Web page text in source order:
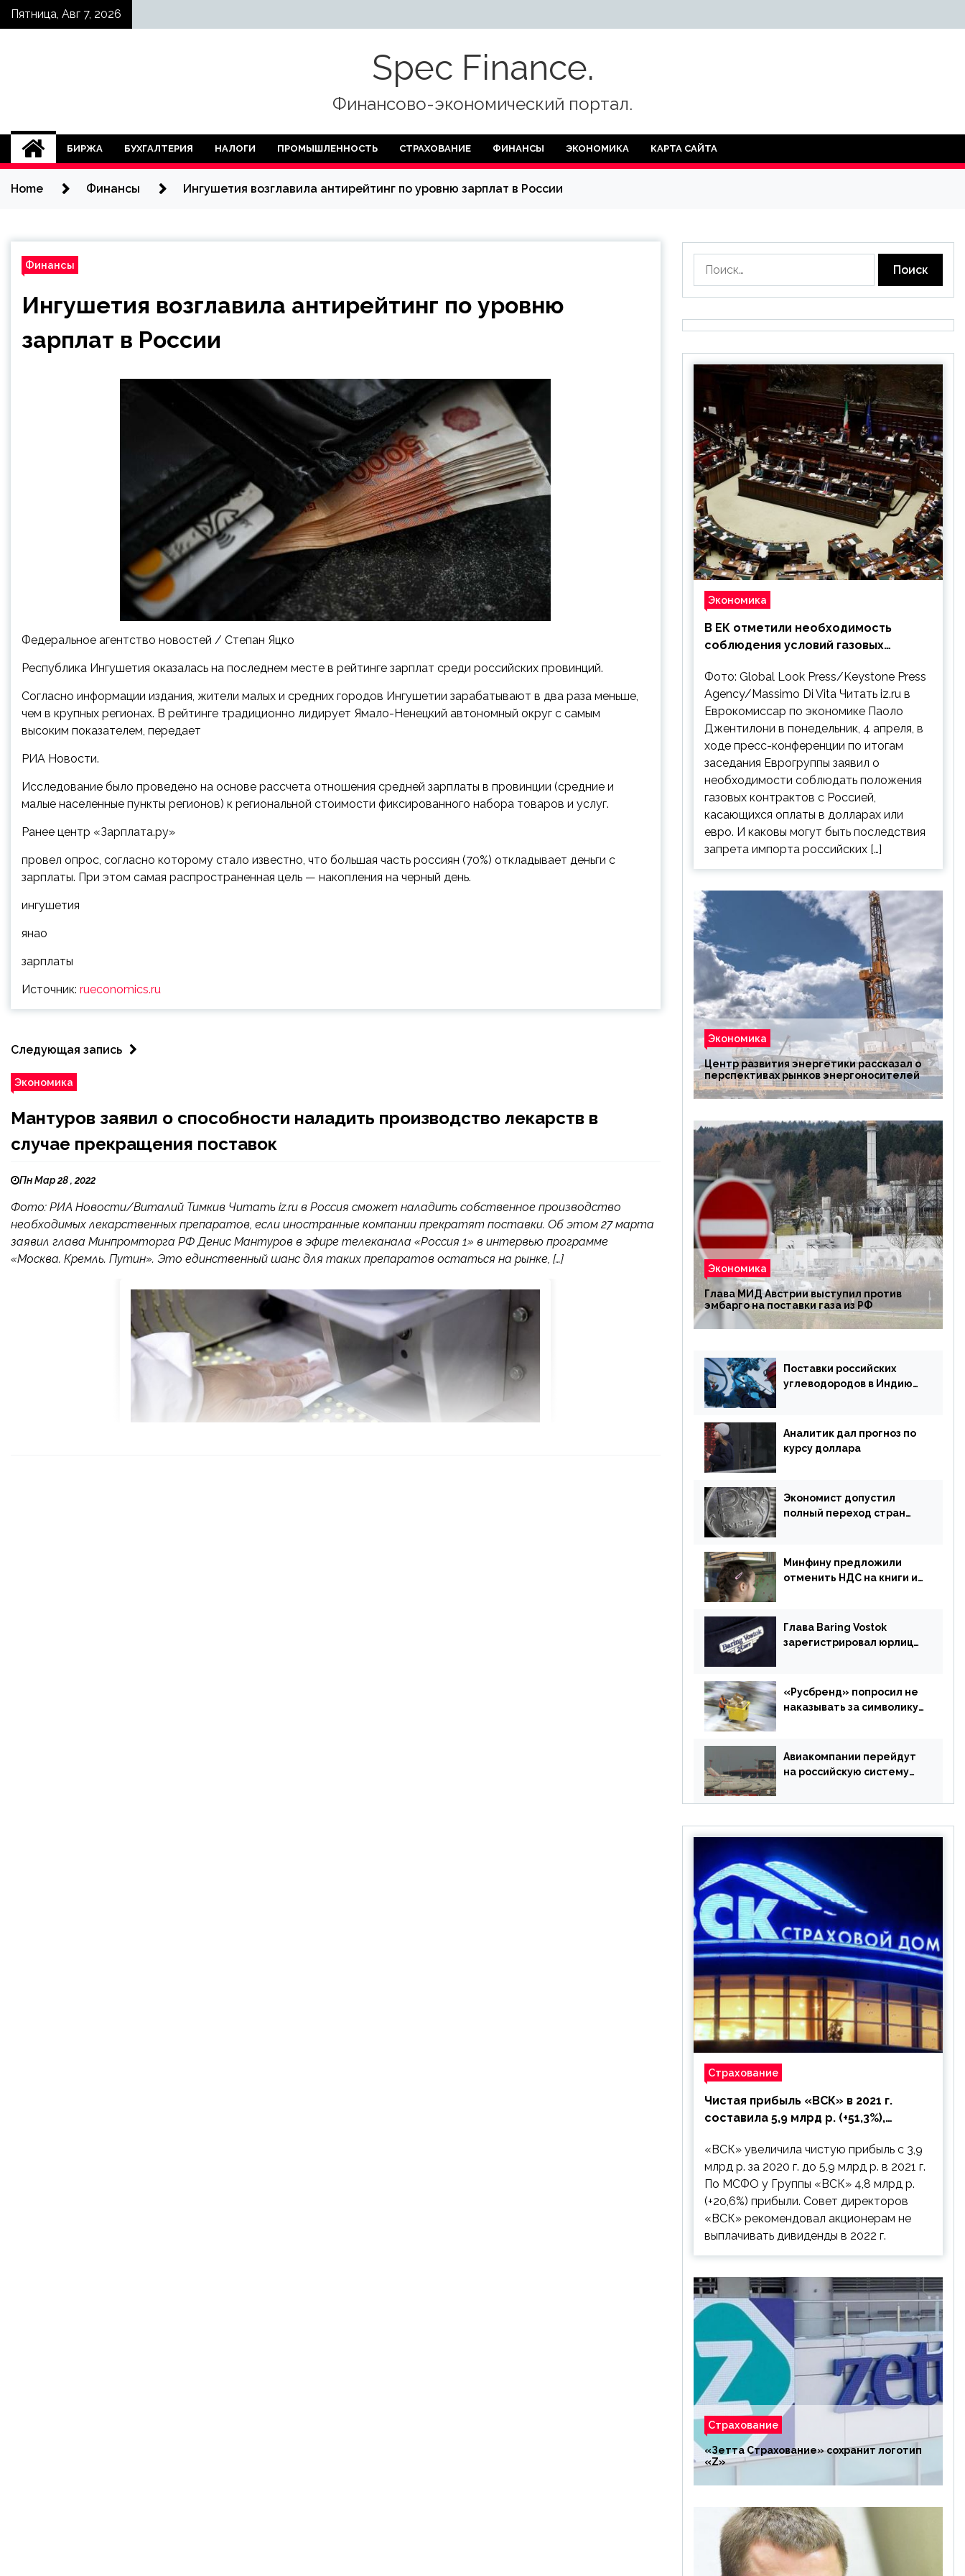
SkipПятница, Авг 7, 2026
Spec Finance.
Финансово-экономический портал.
БИРЖА БУХГАЛТЕРИЯ НАЛОГИ ПРОМЫШЛЕННОСТЬ СТРАХОВАНИЕ ФИНАНСЫ ЭКОНОМИКА КАРТА САЙТА
Home Финансы Ингушетия возглавила антирейтинг по уровню зарплат в России
Финансы
Ингушетия возглавила антирейтинг по уровню
зарплат в России
Федеральное агентство новостей / Степан Яцко
Республика Ингушетия оказалась на последнем месте в рейтинге зарплат среди российских провинций.
Согласно информации издания, жители малых и средних городов Ингушетии зарабатывают в два раза меньше,
чем в крупных регионах. В рейтинге традиционно лидирует Ямало-Ненецкий автономный округ с самым
высоким показателем, передает
РИА Новости.
Исследование было проведено на основе рассчета отношения средней зарплаты в провинции (средние и
малые населенные пункты регионов) к региональной стоимости фиксированного набора товаров и услуг.
Ранее центр «Зарплата.ру»
провел опрос, согласно которому стало известно, что большая часть россиян (70%) откладывает деньги с
зарплаты. При этом самая распространенная цель — накопления на черный день.
ингушетия
янао
зарплаты
Источник: rueconomics.ru
Следующая запись
Экономика
Мантуров заявил о способности наладить производство лекарств в
случае прекращения поставок
Пн Мар 28 , 2022
Фото: РИА Новости/Виталий Тимкив Читать iz.ru в Россия сможет наладить собственное производство
необходимых лекарственных препаратов, если иностранные компании прекратят поставки. Об этом 27 марта
заявил глава Минпромторга РФ Денис Мантуров в эфире телеканала «Россия 1» в интервью программе
«Москва. Кремль. Путин». Это единственный шанс для таких препаратов остаться на рынке, […]
Экономика
В ЕК отметили необходимость
соблюдения условий газовых
Фото: Global Look Press/Keystone Press
Agency/Massimo Di Vita Читать iz.ru в
Еврокомиссар по экономике Паоло
Джентилони в понедельник, 4 апреля, в
ходе пресс-конференции по итогам
заседания Еврогруппы заявил о
необходимости соблюдать положения
газовых контрактов с Россией,
касающихся оплаты в долларах или
евро. И каковы могут быть последствия
запрета импорта российских […]
Экономика
Центр развития энергетики рассказал о
перспективах рынков энергоносителей
Экономика
Глава МИД Австрии выступил против
эмбарго на поставки газа из РФ
Поставки российских
углеводородов в Индию
Аналитик дал прогноз по
курсу доллара
Экономист допустил
полный переход стран
Минфину предложили
отменить НДС на книги и
Глава Baring Vostok
зарегистрировал юрлицо
«Русбренд» попросил не
наказывать за символику
Авиакомпании перейдут
на российскую систему
Страхование
Чистая прибыль «ВСК» в 2021 г.
составила 5,9 млрд р. (+51,3%),
выплачивать
«ВСК» увеличила чистую прибыль с 3,9
млрд р. за 2020 г. до 5,9 млрд р. в 2021 г.
По МСФО у Группы «ВСК» 4,8 млрд р.
(+20,6%) прибыли. Совет директоров
«ВСК» рекомендовал акционерам не
выплачивать дивиденды в 2022 г.
Страхование
«Зетта Страхование» сохранит логотип
«Z»